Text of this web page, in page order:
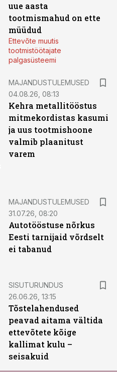
uue aasta
tootmismahud on ette
müüdud
Ettevõte muutis
tootmistöötajate
palgasüsteemi
MAJANDUSTULEMUSED
04.08.26, 08:13
Kehra metallitööstus
mitmekordistas kasumi
ja uus tootmishoone
valmib plaanitust
varem
MAJANDUSTULEMUSED
31.07.26, 08:20
Autotööstuse nõrkus
Eesti tarnijaid võrdselt
ei tabanud
SISUTURUNDUS
26.06.26, 13:15
Tõstelahendused
peavad aitama vältida
ettevõtete kõige
kallimat kulu –
seisakuid